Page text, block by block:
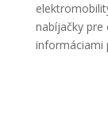
nabíjačky
informáciami